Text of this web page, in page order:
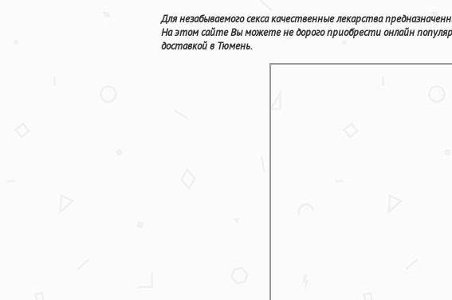
Для незабываемого секса качественные лекарства
На этом сайте Вы можете не дорого приобрести онлайн
доставкой в Тюмень.